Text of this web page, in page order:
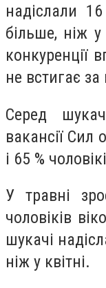
надіслали
більше, ніж
конкуренції
не встигає за
Серед
вакансії Сил
і 65 %
У травні
чоловіків
шукачі
ніж у квітні.